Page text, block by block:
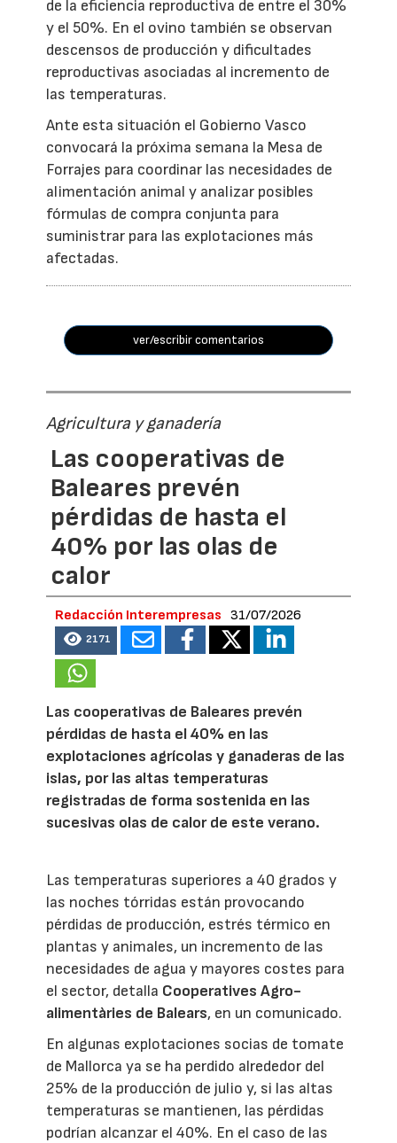
de la eficiencia reproductiva de entre el 30%
y el 50%. En el ovino también se observan
descensos de producción y dificultades
reproductivas asociadas al incremento de
las temperaturas.
Ante esta situación el Gobierno Vasco
convocará la próxima semana la Mesa de
Forrajes para coordinar las necesidades de
alimentación animal y analizar posibles
fórmulas de compra conjunta para
suministrar para las explotaciones más
afectadas.
ver/escribir comentarios
Agricultura y ganadería
Las cooperativas de
Baleares prevén
pérdidas de hasta el
40% por las olas de
calor
Redacción Interempresas 31/07/2026
2171
Las cooperativas de Baleares prevén
pérdidas de hasta el 40% en las
explotaciones agrícolas y ganaderas de las
islas, por las altas temperaturas
registradas de forma sostenida en las
sucesivas olas de calor de este verano.
Las temperaturas superiores a 40 grados y
las noches tórridas están provocando
pérdidas de producción, estrés térmico en
plantas y animales, un incremento de las
necesidades de agua y mayores costes para
el sector, detalla Cooperatives Agro-
alimentàries de Balears, en un comunicado.
En algunas explotaciones socias de tomate
de Mallorca ya se ha perdido alrededor del
25% de la producción de julio y, si las altas
temperaturas se mantienen, las pérdidas
podrían alcanzar el 40%. En el caso de las